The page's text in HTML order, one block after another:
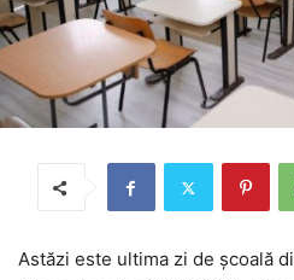
Astăzi este ultima zi de școală